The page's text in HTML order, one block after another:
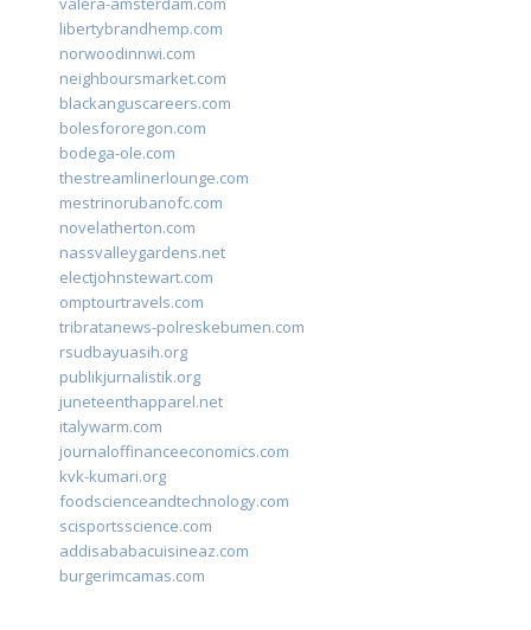
libertybrandhemp.com
norwoodinnwi.com
neighboursmarket.com
blackanguscareers.com
bolesfororegon.com
bodega-ole.com
thestreamlinerlounge.com
mestrinorubanofc.com
novelatherton.com
nassvalleygardens.net
electjohnstewart.com
omptourtravels.com
tribratanews-polreskebumen.com
rsudbayuasih.org
publikjurnalistik.org
juneteenthapparel.net
italywarm.com
journaloffinanceeconomics.com
kvk-kumari.org
foodscienceandtechnology.com
scisportsscience.com
addisababacuisineaz.com
burgerimcamas.com